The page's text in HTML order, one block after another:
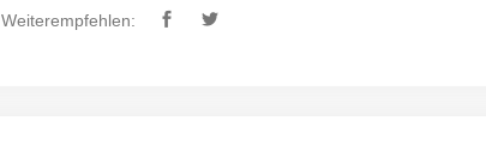
Weiterempfehlen: